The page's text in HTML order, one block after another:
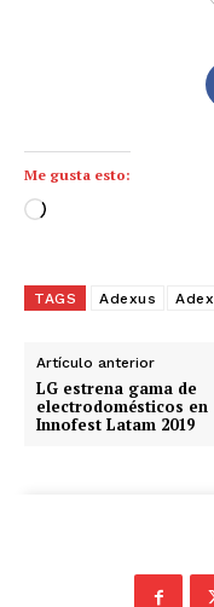
Me gusta esto:
C
g
n
d
o
TAGS Adexus
Artículo anterior
LG estrena gama de
electrodomésticos en
Innofest Latam 2019